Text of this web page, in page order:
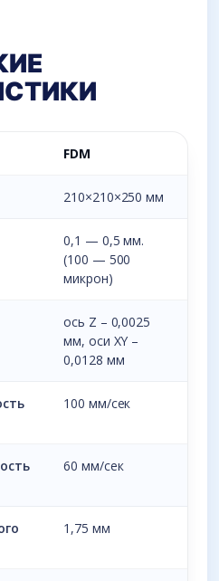
FDM
210×210×250 мм
0,1 — 0,5 мм.
(100 — 500
микрон)
ось Z – 0,0025
мм, оси XY –
0,0128 мм
100 мм/сек
60 мм/сек
1,75 мм